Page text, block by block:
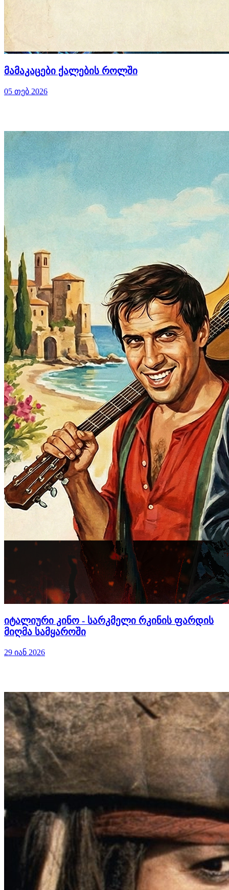
მამაკაცები ქალების როლში
05 თებ 2026
იტალიური კინო - სარკმელი რკინის ფარდის
მიღმა სამყაროში
29 იან 2026